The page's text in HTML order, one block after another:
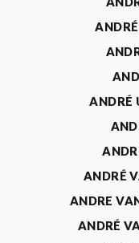
ANDRÉ
ANDRÉ
ANDRE
ANDRÉ